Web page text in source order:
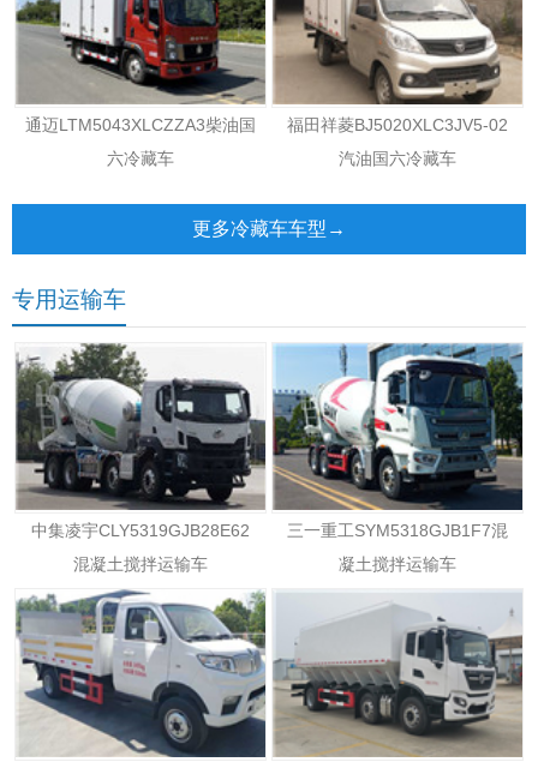
通迈LTM5043XLCZZA3柴油国
六冷藏车
福田祥菱BJ5020XLC3JV5-02
汽油国六冷藏车
更多冷藏车车型→
专用运输车
中集凌宇CLY5319GJB28E62
混凝土搅拌运输车
三一重工SYM5318GJB1F7混
凝土搅拌运输车